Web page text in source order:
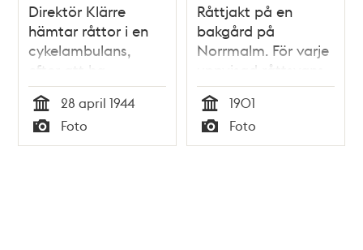
Direktör Klärre
hämtar råttor i en
cykelambulans,
efter att ha
annonserat om att
få köpa levande
råttor. Nytt råttgift,
Motti Red Sqouills,
Tid
28 april 1944
Typ
Foto
Råttjakt på en
bakgård på
Norrmalm. För varje
uppvisad råttsvans
fick råttjägaren 10
öre i början av
1900-talet
Tid
1901
Typ
Foto